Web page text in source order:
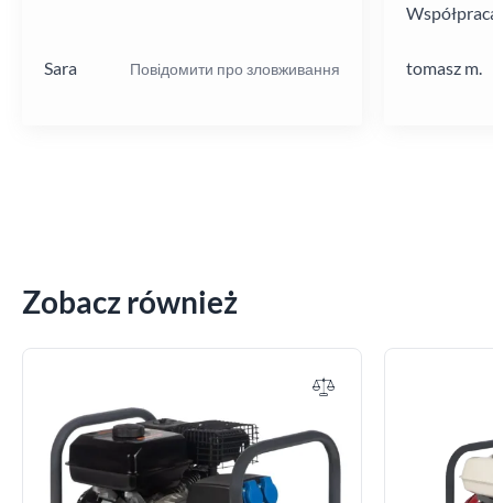
Sara Повідомити про зловживання
tomasz m.
Zobacz również